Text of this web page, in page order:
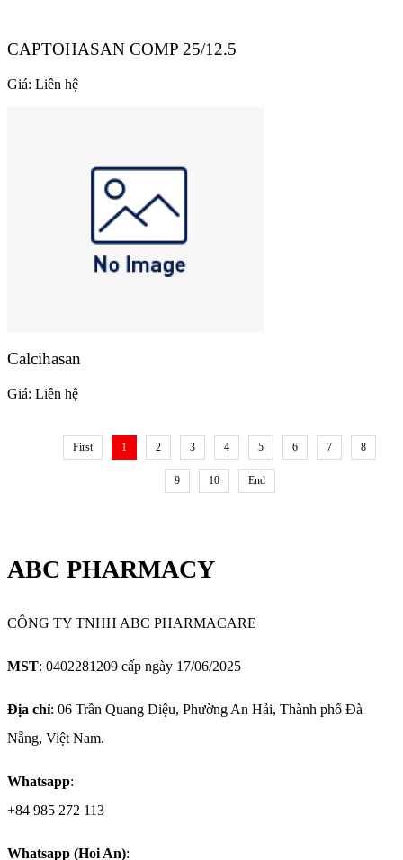
CAPTOHASAN COMP 25/12.5
Giá: Liên hệ
Calcihasan
Giá: Liên hệ
First 1 2 3 4 5 6 7 8
9 10 End
ABC PHARMACY
CÔNG TY TNHH ABC PHARMACARE
MST: 0402281209 cấp ngày 17/06/2025
Địa chỉ: 06 Trần Quang Diệu, Phường An Hải, Thành phố Đà
Nẵng, Việt Nam.
Whatsapp:
+84 985 272 113
Whatsapp (Hoi An):